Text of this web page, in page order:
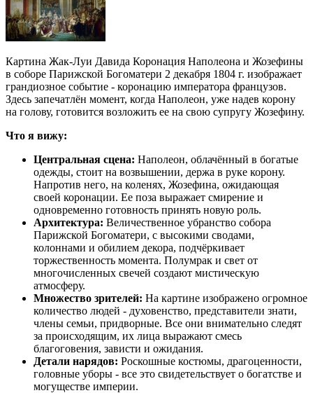
Картина Жак-Луи Давида Коронация Наполеона и Жозефины
в соборе Парижской Богоматери 2 декабря 1804 г. изображает
грандиозное событие - коронацию императора французов.
Здесь запечатлён момент, когда Наполеон, уже надев корону
на голову, готовится возложить ее на свою супругу Жозефину.
Что я вижу:
Центральная сцена: Наполеон, облачённый в богатые
одежды, стоит на возвышении, держа в руке корону.
Напротив него, на коленях, Жозефина, ожидающая
своей коронации. Ее поза выражает смирение и
одновременно готовность принять новую роль.
Архитектура: Величественное убранство собора
Парижской Богоматери, с высокими сводами,
колоннами и обилием декора, подчёркивает
торжественность момента. Полумрак и свет от
многочисленных свечей создают мистическую
атмосферу.
Множество зрителей: На картине изображено огромное
количество людей - духовенство, представители знати,
члены семьи, придворные. Все они внимательно следят
за происходящим, их лица выражают смесь
благоговения, зависти и ожидания.
Детали нарядов: Роскошные костюмы, драгоценности,
головные уборы - все это свидетельствует о богатстве и
могуществе империи.